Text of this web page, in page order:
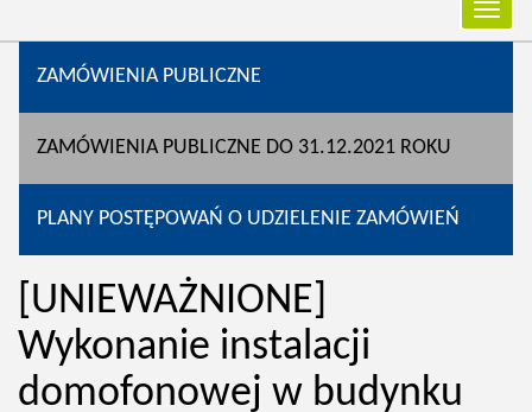
ZAMÓWIENIA PUBLICZNE
ZAMÓWIENIA PUBLICZNE DO 31.12.2021 ROKU
PLANY POSTĘPOWAŃ O UDZIELENIE ZAMÓWIEŃ
[UNIEWAŻNIONE]
Wykonanie instalacji
domofonowej w budynku